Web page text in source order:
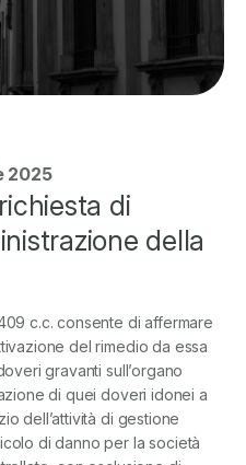
2025
di
della
c.c. consente di affermare
del rimedio da essa
gravanti sull’organo
di quei doveri idonei a
dell’attività di gestione
di danno per la società